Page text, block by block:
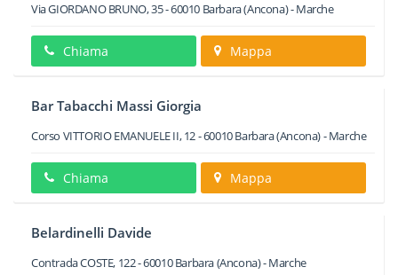
Via GIORDANO BRUNO, 35-60010 Barbara(Ancona) -Marche
Chiama Mappa
Bar Tabacchi Massi Giorgia
Corso VITTORIO EMANUELE II, 12-60010Barbara(Ancona) -Marche
Chiama Mappa
Belardinelli Davide
Contrada COSTE, 122-60010 Barbara(Ancona) -Marche